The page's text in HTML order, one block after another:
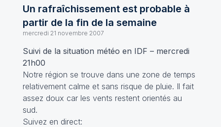
Un rafraîchissement est probable à
partir de la fin de la semaine
mercredi 21 novembre 2007
Suivi de la situation météo en IDF – mercredi
21h00
Notre région se trouve dans une zone de temps
relativement calme et sans risque de pluie. Il fait
assez doux car les vents restent orientés au
sud.
Suivez en direct: